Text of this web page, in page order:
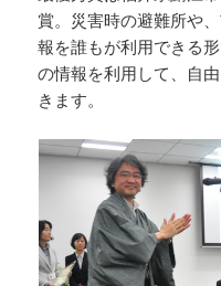
賞。災害時の避難所や
報を誰もが利用できる
の情報を利用して、自
きます。